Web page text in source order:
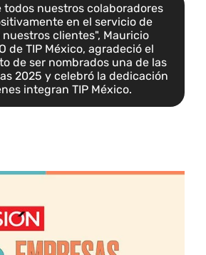
todos nuestros colaboradores
en el servicio de
clientes", Mauricio
de TIP México, agradeció el
de ser nombrados una de las
2025 y celebró la dedicación
integran TIP México.